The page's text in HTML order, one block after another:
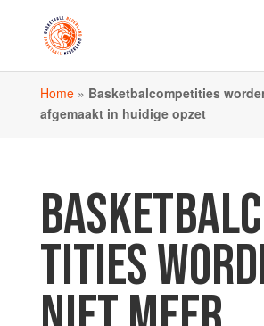
Home» Basketbalcompetities
afgemaakt in huidige opzet
TITIES